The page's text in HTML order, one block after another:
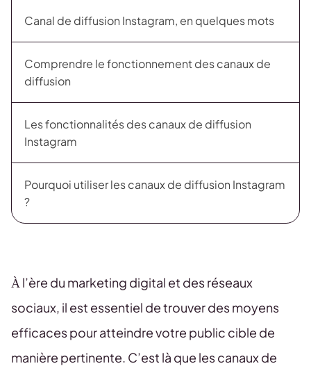
Canal de diffusion Instagram, en quelques mots
Comprendre le fonctionnement des canaux de
diffusion
Les fonctionnalités des canaux de diffusion
Instagram
Pourquoi utiliser les canaux de diffusion Instagram
?
À l’ère du marketing digital et des réseaux
sociaux, il est essentiel de trouver des moyens
efficaces pour atteindre votre public cible de
manière pertinente. C’est là que les canaux de